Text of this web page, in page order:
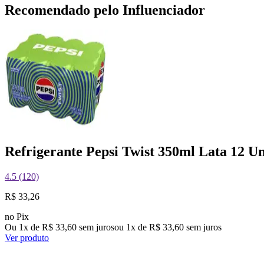
Recomendado pelo Influenciador
Refrigerante Pepsi Twist 350ml Lata 12
4.5 (120)
R$ 33,26
no Pix
Ou 1x de R$ 33,60 sem jurosou 1x de R$ 33,60 sem juros
Ver produto